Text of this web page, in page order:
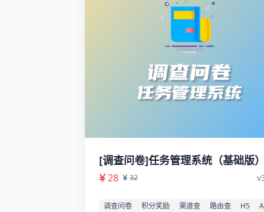
[调查问卷]任务管理系统（基础版
28 32
调查问卷 积分奖励 渠道查 路由查 H5